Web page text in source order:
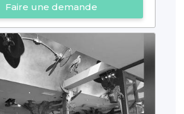
Faire une demande